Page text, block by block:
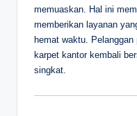
memuaskan. Hal ini
memberikan layanan
hemat waktu.
karpet kantor kembali
singkat.